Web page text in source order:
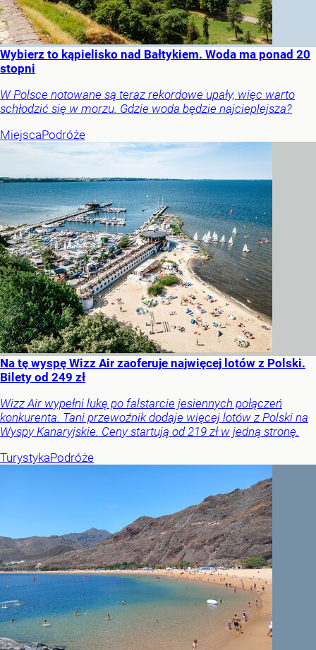
Wybierz to kąpielisko nad Bałtykiem. Woda ma ponad 20
stopni
W Polsce notowane są teraz rekordowe upały, więc warto
schłodzić się w morzu. Gdzie woda będzie najcieplejsza?
MiejscaPodróże
Na tę wyspę Wizz Air zaoferuje najwięcej lotów z Polski.
Bilety od 249 zł
Wizz Air wypełni lukę po falstarcie jesiennych połączeń
konkurenta. Tani przewoźnik dodaje więcej lotów z Polski na
Wyspy Kanaryjskie. Ceny startują od 219 zł w jedną stronę.
TurystykaPodróże